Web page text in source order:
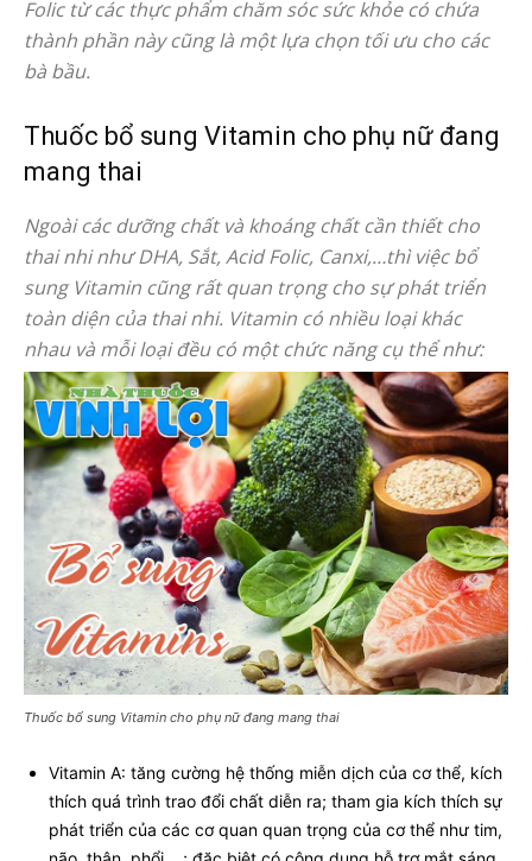
Folic từ các thực phẩm chăm sóc sức khỏe có chứa
thành phần này cũng là một lựa chọn tối ưu cho các
bà bầu.
Thuốc bổ sung Vitamin cho phụ nữ đang
mang thai
Ngoài các dưỡng chất và khoáng chất cần thiết cho
thai nhi như DHA, Sắt, Acid Folic, Canxi,…thì việc bổ
sung Vitamin cũng rất quan trọng cho sự phát triển
toàn diện của thai nhi. Vitamin có nhiều loại khác
nhau và mỗi loại đều có một chức năng cụ thể như:
Thuốc bổ sung Vitamin cho phụ nữ đang mang thai
Vitamin A: tăng cường hệ thống miễn dịch của cơ thể, kích
thích quá trình trao đổi chất diễn ra; tham gia kích thích sự
phát triển của các cơ quan quan trọng của cơ thể như tim,